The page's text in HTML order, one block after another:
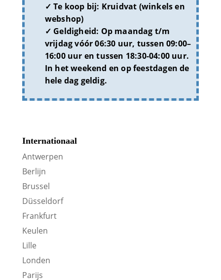
Te koop bij: Kruidvat (winkels en
webshop)
Geldigheid: Op maandag t/m
vrijdag vóór 06:30 uur, tussen 09:00–
16:00 uur en tussen 18:30-04:00 uur.
In het weekend en op feestdagen de
hele dag geldig.
Internationaal
Antwerpen
Berlijn
Brussel
Düsseldorf
Frankfurt
Keulen
Lille
Londen
Parijs